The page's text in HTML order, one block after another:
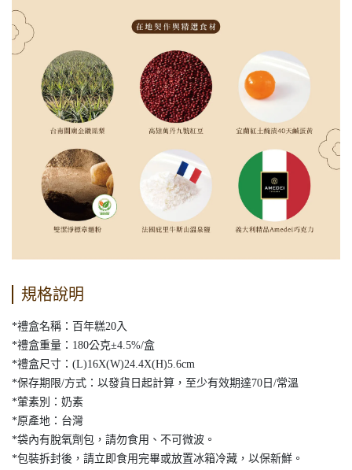
規格說明
*禮盒名稱：百年糕20入
*禮盒重量：180公克±4.5%/盒
*禮盒尺寸：(L)16X(W)24.4X(H)5.6cm
*保存期限/方式：以發貨日起計算，至少有效期達70日/常溫
*葷素別：奶素
*原產地：台灣
*袋內有脫氧劑包，請勿食用、不可微波。
*包裝拆封後，請立即食用完畢或放置冰箱冷藏，以保新鮮。